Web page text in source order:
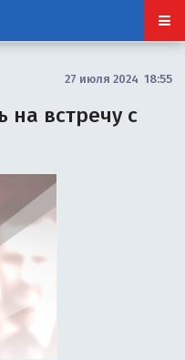
27 июля 2024 18:55
на встречу с